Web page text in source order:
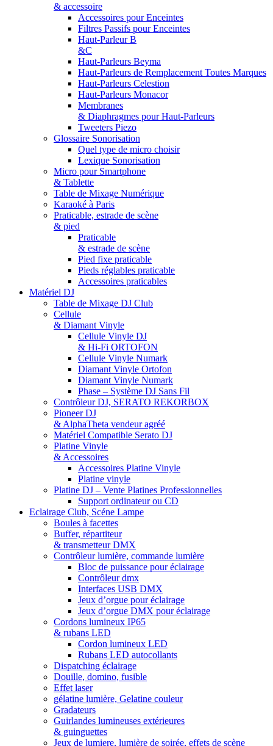
& accessoire
Accessoires pour Enceintes
Filtres Passifs pour Enceintes
Haut-Parleur B
&C
Haut-Parleurs Beyma
Haut-Parleurs de Remplacement Toutes Marques
Haut-Parleurs Celestion
Haut-Parleurs Monacor
Membranes
& Diaphragmes pour Haut-Parleurs
Tweeters Piezo
Glossaire Sonorisation
Quel type de micro choisir
Lexique Sonorisation
Micro pour Smartphone
& Tablette
Table de Mixage Numérique
Karaoké à Paris
Praticable, estrade de scène
& pied
Praticable
& estrade de scène
Pied fixe praticable
Pieds réglables praticable
Accessoires praticables
Matériel DJ
Table de Mixage DJ Club
Cellule
& Diamant Vinyle
Cellule Vinyle DJ
& Hi-Fi ORTOFON
Cellule Vinyle Numark
Diamant Vinyle Ortofon
Diamant Vinyle Numark
Phase – Système DJ Sans Fil
Contrôleur DJ, SERATO REKORBOX
Pioneer DJ
& AlphaTheta vendeur agréé
Matériel Compatible Serato DJ
Platine Vinyle
& Accessoires
Accessoires Platine Vinyle
Platine vinyle
Platine DJ – Vente Platines Professionnelles
Support ordinateur ou CD
Eclairage Club, Scéne Lampe
Boules à facettes
Buffer, répartiteur
& transmetteur DMX
Contrôleur lumière, commande lumière
Bloc de puissance pour éclairage
Contrôleur dmx
Interfaces USB DMX
Jeux d’orgue pour éclairage
Jeux d’orgue DMX pour éclairage
Cordons lumineux IP65
& rubans LED
Cordon lumineux LED
Rubans LED autocollants
Dispatching éclairage
Douille, domino, fusible
Effet laser
gélatine lumière, Gelatine couleur
Gradateurs
Guirlandes lumineuses extérieures
& guinguettes
Jeux de lumiere, lumière de soirée, effets de scène